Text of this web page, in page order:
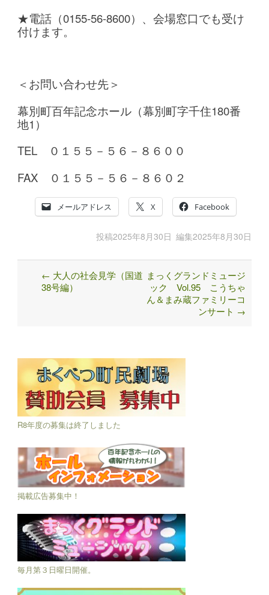
★電話（0155-56-8600）、会場窓口でも受け
付けます。
＜お問い合わせ先＞
幕別町百年記念ホール（幕別町字千住180番
地1）
TEL ０１５５－５６－８６００
FAX ０１５５－５６－８６０２
メールアドレス X Facebook
投稿2025年8月30日 編集2025年8月30日
Post
navigation
← 大人の社会見学（国道
38号編）
まっくグランドミュージ
ック Vol.95 こうちゃ
ん＆まみ蔵ファミリーコ
ンサート →
R8年度の募集は終了しました
掲載広告募集中！
毎月第３日曜日開催。